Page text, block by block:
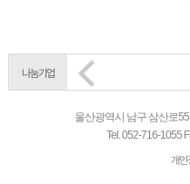
나눔기업
울산광역시 남구 삼산로
Tel.052-716-1055
개인